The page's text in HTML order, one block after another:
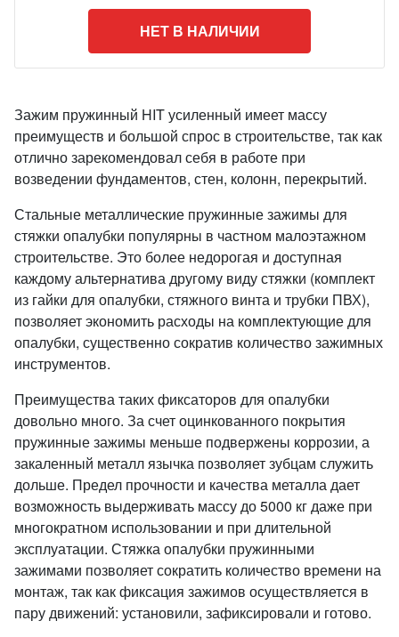
НЕТ В НАЛИЧИИ
Зажим пружинный HIT усиленный имеет массу
преимуществ и большой спрос в строительстве, так как
отлично зарекомендовал себя в работе при
возведении фундаментов, стен, колонн, перекрытий.
Стальные металлические пружинные зажимы для
стяжки опалубки популярны в частном малоэтажном
строительстве. Это более недорогая и доступная
каждому альтернатива другому виду стяжки (комплект
из гайки для опалубки, стяжного винта и трубки ПВХ),
позволяет экономить расходы на комплектующие для
опалубки, существенно сократив количество зажимных
инструментов.
Преимущества таких фиксаторов для опалубки
довольно много. За счет оцинкованного покрытия
пружинные зажимы меньше подвержены коррозии, а
закаленный металл язычка позволяет зубцам служить
дольше. Предел прочности и качества металла дает
возможность выдерживать массу до 5000 кг даже при
многократном использовании и при длительной
эксплуатации. Стяжка опалубки пружинными
зажимами позволяет сократить количество времени на
монтаж, так как фиксация зажимов осуществляется в
пару движений: установили, зафиксировали и готово.